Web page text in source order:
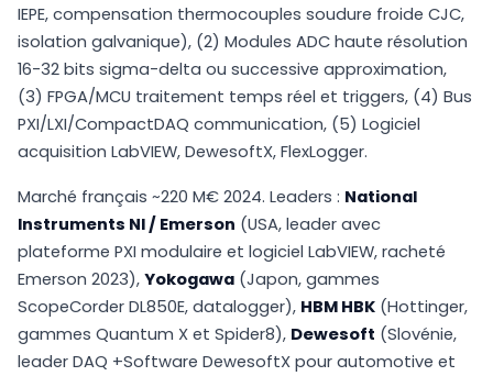
IEPE, compensation thermocouples soudure froide CJC,
isolation galvanique), (2) Modules ADC haute résolution
16-32 bits sigma-delta ou successive approximation,
(3) FPGA/MCU traitement temps réel et triggers, (4) Bus
PXI/LXI/CompactDAQ communication, (5) Logiciel
acquisition LabVIEW, DewesoftX, FlexLogger.
Marché français ~220 M€ 2024. Leaders : National
Instruments NI / Emerson (USA, leader avec
plateforme PXI modulaire et logiciel LabVIEW, racheté
Emerson 2023), Yokogawa (Japon, gammes
ScopeCorder DL850E, datalogger), HBM HBK (Hottinger,
gammes Quantum X et Spider8), Dewesoft (Slovénie,
leader DAQ +Software DewesoftX pour automotive et